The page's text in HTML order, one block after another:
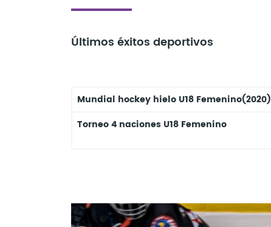
Últimos éxitos deportivos
Mundial hockey hielo U18 Femenino(2020)
Torneo 4 naciones U18 Femenino